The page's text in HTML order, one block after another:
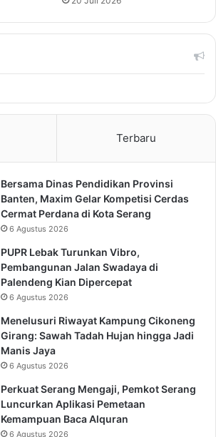
Terbaru
Bersama Dinas Pendidikan Provinsi
Banten, Maxim Gelar Kompetisi Cerdas
Cermat Perdana di Kota Serang
6 Agustus 2026
PUPR Lebak Turunkan Vibro,
Pembangunan Jalan Swadaya di
Palendeng Kian Dipercepat
6 Agustus 2026
Menelusuri Riwayat Kampung Cikoneng
Girang: Sawah Tadah Hujan hingga Jadi
Manis Jaya
6 Agustus 2026
Perkuat Serang Mengaji, Pemkot Serang
Luncurkan Aplikasi Pemetaan
Kemampuan Baca Alquran
6 Agustus 2026